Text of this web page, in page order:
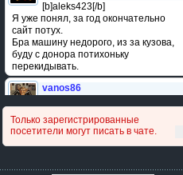
[b]aleks423[/b]
Я уже понял, за год окончательно
сайт потух.
Бра машину недорого, из за кузова,
буду с донора потихоньку
перекидывать.
vanos86
сравнивал подушку акпп бензиновой и
дизельной машины намера
4578063AG и 4578061AG? По фото
Только зарегистрированные
посетители могут писать в чате.